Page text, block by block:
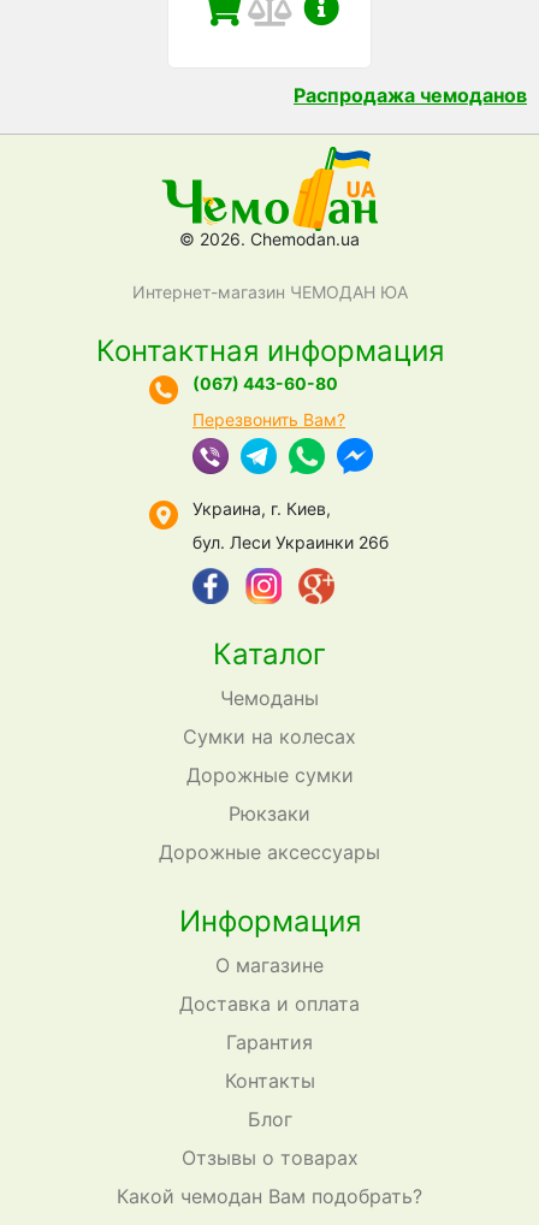
Распродажа чемоданов
© 2026. Chemodan.ua
Интернет-магазин ЧЕМОДАН ЮА
Каталог
Чемоданы
Сумки на колесах
Дорожные сумки
Рюкзаки
Дорожные аксессуары
Информация
О магазине
Доставка и оплата
Гарантия
Контакты
Блог
Отзывы о товарах
Какой чемодан Вам подобрать?
Контактная информация
(067) 443-60-80
Перезвонить Вам?
Украина, г. Киев,
бул. Леси Украинки 26б